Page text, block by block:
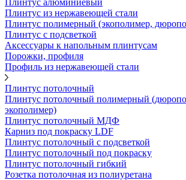
Плинтус алюминиевый
Плинтус из нержавеющей стали
Плинтус полимерный (экополимер,
Плинтус с подсветкой
Аксессуары к напольным плинтусам
Порожки, профиля
Профиль из нержавеющей стали
Плинтус потолочный
Плинтус потолочный полимерный
экополимер)
Плинтус потолочный МДФ
Карниз под покраску LDF
Плинтус потолочный с подсветкой
Плинтус потолочный под покраску
Плинтус потолочный гибкий
Розетка потолочная из полиуретана